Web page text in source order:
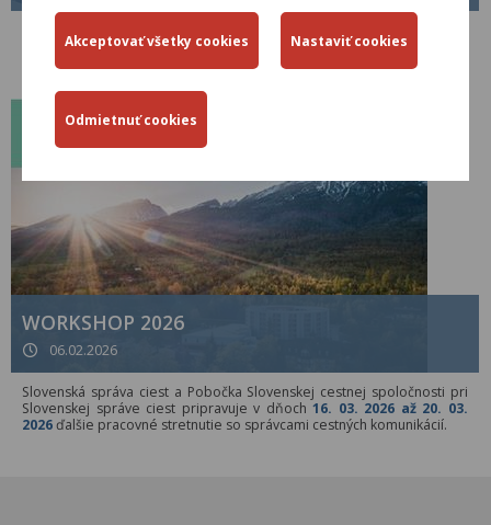
uskutoční pod záštitou ministra dopravy 19. ročník konferencie s
medzinárodnou účasťou „
Bezpečnosť cestnej premávky - BECEP
WORKSHOP 2026
06.02.2026
Slovenská správa ciest a Pobočka Slovenskej cestnej spoločnosti pri
Slovenskej správe ciest pripravuje v dňoch16. 03. 2026 až 20. 03.
2026ďalšie pracovné stretnutie so správcami cestných komunikácií.